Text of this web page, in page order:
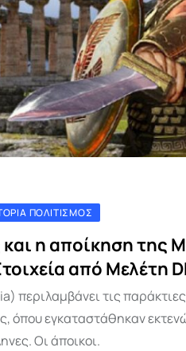
ΠΟΛΙΤΙΣΜΌΣ
η αποίκηση της
από Μελέτη
περιλαμβάνει τις
όπου εγκαταστάθηκαν
Οι άποικοι.